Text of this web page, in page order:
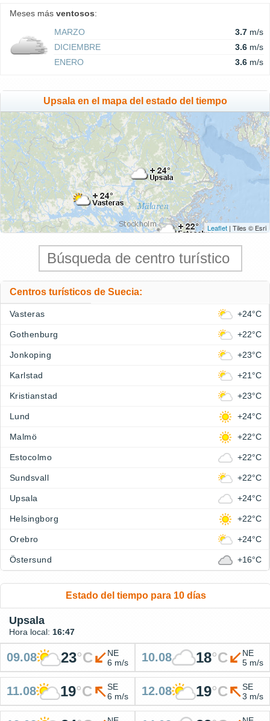
Meses más ventosos:
MARZO
3.7 m/s
DICIEMBRE
3.6 m/s
ENERO
3.6 m/s
Upsala en el mapa del estado del tiempo
Leaflet | Tiles © Esri
Centros turísticos de Suecia:
Vasteras +24°C
Gothenburg +22°C
Jonkoping +23°C
Karlstad +21°C
Kristianstad +23°C
Lund +24°C
Malmö +22°C
Estocolmo +22°C
Sundsvall +22°C
Upsala +24°C
Helsingborg +22°C
Orebro +24°C
Östersund +16°C
Estado del tiempo para 10 días
Upsala
Hora local: 16:47
09.08 23°C
NE
6 m/s
10.08 18°C
NE
5 m/s
11.08 19°C
SE
6 m/s
12.08 19°C
SE
3 m/s